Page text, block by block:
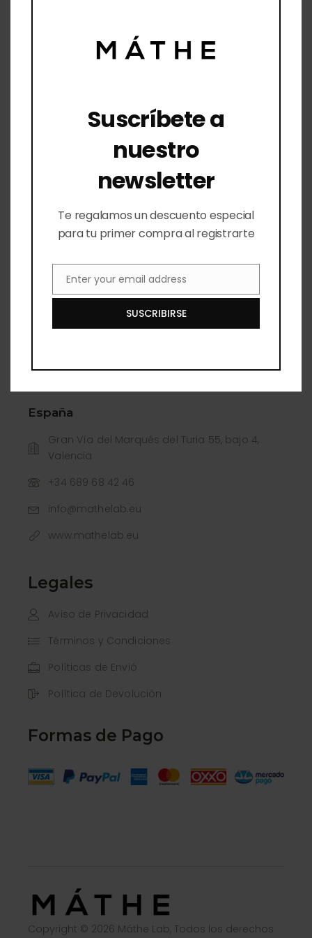
Lista de Deseos
Querétaro
Querétaro 76100 México
442 810 1877
14:00
Av. León Nte. 1007 A, Panorama, 37160 León,
Lunes a Viernes de 10:00 a 19:00 Sábados de
España
Gran Vía del Marqués del Turia 55, bajo 4,
Valencia
+34 689 68 42 46
info@mathelab.eu
www.mathelab.eu
Legales
Aviso de Privacidad
Términos y Condiciones
Políticas de Envió
Política de Devolución
Formas de Pago
Copyright © 2026 Máthe Lab, Todos los derechos
Suscríbete a
nuestro
newsletter
Te regalamos un descuento especial
para tu primer compra al registrarte
EmailEnter your email address
SUSCRIBIRSE